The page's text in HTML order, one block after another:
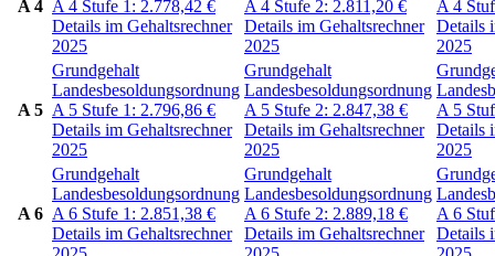
A 4 A 4 Stufe 1: 2.778,42 €
Details im Gehaltsrechner
2025
A 4 Stufe 2: 2.811,20 €
Details im Gehaltsrechner
2025
A 4
Details
2025
A 5
Grundgehalt
Landesbesoldungsordnung
A 5 Stufe 1: 2.796,86 €
Details im Gehaltsrechner
2025
Grundgehalt
Landesbesoldungsordnung
A 5 Stufe 2: 2.847,38 €
Details im Gehaltsrechner
2025
A 5
Details
2025
A 6
Grundgehalt
Landesbesoldungsordnung
A 6 Stufe 1: 2.851,38 €
Details im Gehaltsrechner
Grundgehalt
Landesbesoldungsordnung
A 6 Stufe 2: 2.889,18 €
Details im Gehaltsrechner
A 6
Details